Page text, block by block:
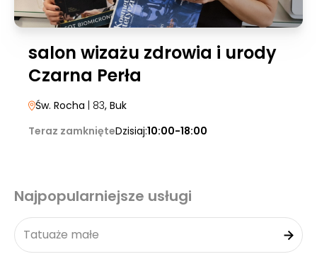
salon wizażu zdrowia i urody
Czarna Perła
Św. Rocha | 83, Buk
Teraz zamknięteDzisiaj:10:00-18:00
Najpopularniejsze usługi
Tatuaże małe